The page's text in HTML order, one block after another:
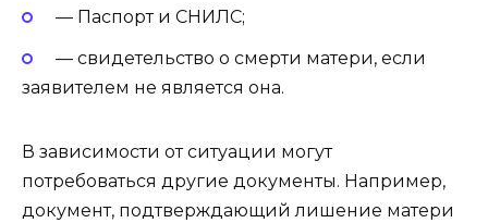
— Паспорт и СНИЛС;
— свидетельство о смерти матери, если
заявителем не является она.
В зависимости от ситуации могут
потребоваться другие документы. Например,
документ, подтверждающий лишение матери